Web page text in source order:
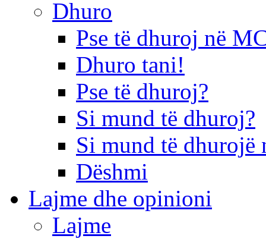
Dhuro
Pse të dhuroj në
Dhuro tani!
Pse të dhuroj?
Si mund të dhuroj?
Si mund të dhurojë
Dëshmi
Lajme dhe opinioni
Lajme